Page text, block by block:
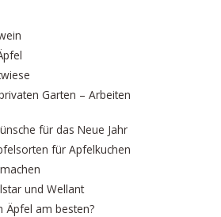
Garten – Arbeiten
für das Neue Jahr
für Apfelkuchen
und Wellant
Äpfel am besten?